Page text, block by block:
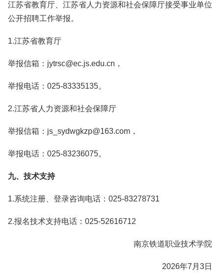
江苏省教育厅、江苏省人力资源和社会保障厅接受事业单位
公开招聘工作举报。
1.江苏省教育厅
举报信箱：jytrsc@ec.js.edu.cn，
举报电话：025-83335135。
2.江苏省人力资源和社会保障厅
举报信箱：js_sydwgkzp@163.com，
举报电话：025-83236075。
九、技术支持
1.系统注册、登录咨询电话：025-83278731
2.报名技术支持电话：025-52616712
南京铁道职业技术学院
2026年7月3日